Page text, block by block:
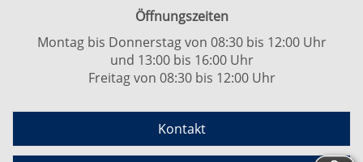
Öffnungszeiten
Montag bis Donnerstag von 08:30 bis 12:00 Uhr
und 13:00 bis 16:00 Uhr
Freitag von 08:30 bis 12:00 Uhr
Kontakt